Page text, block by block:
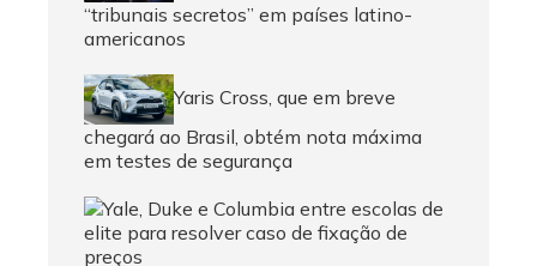
“tribunais secretos” em países latino-
americanos
Yaris Cross, que em breve
chegará ao Brasil, obtém nota máxima
em testes de segurança